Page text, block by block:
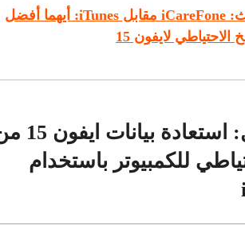
الجزء الثالث: iCareFone مقابل iTunes: أيهما أفضل
الاحتياطي لايفون 15
الجزء الأول: استعادة
للكمبيوتر باستخدام